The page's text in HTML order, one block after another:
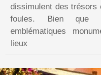
dissimulent des trésors
foules. Bien que
emblématiques
lieux